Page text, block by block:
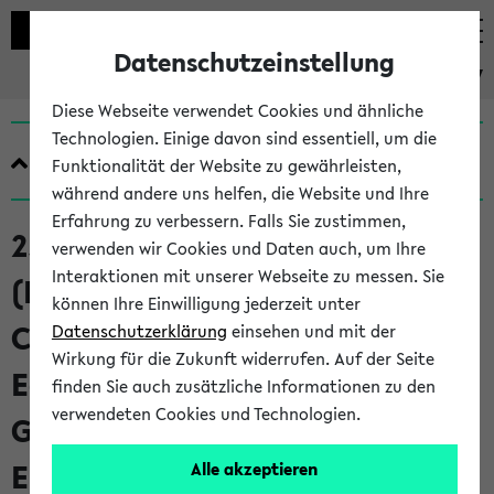
eKVV
Quicklinks
250269 Forschungswerkstatt I
(Profil Migrationspädagogik,
Civic- and International
Education):
Gegenstandsbezogene
Einführung in das
Datenschutzeinstellung
Diese Webseite verwendet Cookies und ähnliche
Technologien. Einige davon sind essentiell, um die
Funktionalität der Website zu gewährleisten,
während andere uns helfen, die Website und Ihre
Erfahrung zu verbessern. Falls Sie zustimmen,
verwenden wir Cookies und Daten auch, um Ihre
Interaktionen mit unserer Webseite zu messen. Sie
können Ihre Einwilligung jederzeit unter
Datenschutzerklärung einsehen und mit der
Wirkung für die Zukunft widerrufen. Auf der Seite
finden Sie auch zusätzliche Informationen zu den
verwendeten Cookies und Technologien.
Alle akzeptieren